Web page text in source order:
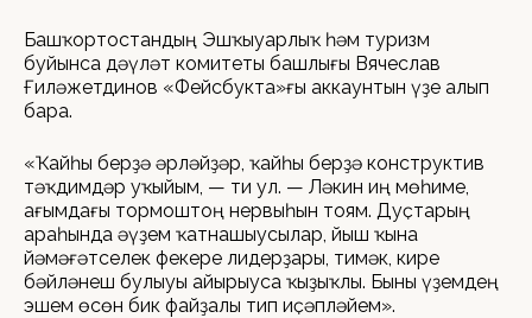
Башҡортостандың Эшҡыуарлыҡ һәм туризм
буйынса дәүләт комитеты башлығы Вячеслав
Ғиләжетдинов «Фейсбукта»ғы аккаунтын үҙе алып
бара.
«Ҡайһы берҙә әрләйҙәр, ҡайһы берҙә конструктив
тәҡдимдәр уҡыйым, — ти ул. — Ләкин иң мөһиме,
ағымдағы тормоштоң нервыһын тоям. Дуҫтарың
араһында әүҙем ҡатнашыусылар, йыш ҡына
йәмәғәтселек фекере лидерҙары, тимәк, кире
бәйләнеш булыуы айырыуса ҡыҙыҡлы. Быны үҙемдең
эшем өсөн бик файҙалы тип иҫәпләйем».